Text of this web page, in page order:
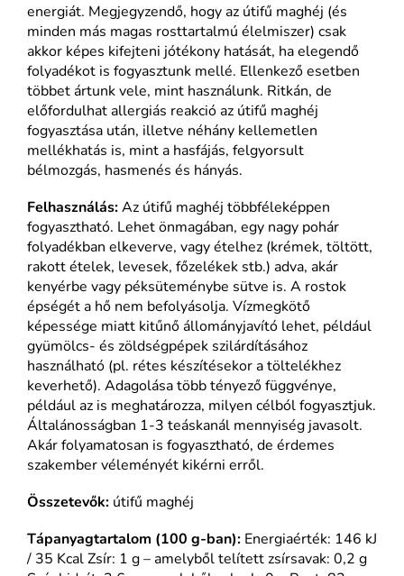
energiát. Megjegyzendő, hogy az útifű maghéj (és
minden más magas rosttartalmú élelmiszer) csak
akkor képes kifejteni jótékony hatását, ha elegendő
folyadékot is fogyasztunk mellé. Ellenkező esetben
többet ártunk vele, mint használunk. Ritkán, de
előfordulhat allergiás reakció az útifű maghéj
fogyasztása után, illetve néhány kellemetlen
mellékhatás is, mint a hasfájás, felgyorsult
bélmozgás, hasmenés és hányás.
Felhasználás:Az útifű maghéj többféleképpen
fogyasztható. Lehet önmagában, egy nagy pohár
folyadékban elkeverve, vagy ételhez (krémek, töltött,
rakott ételek, levesek, főzelékek stb.) adva, akár
kenyérbe vagy péksüteménybe sütve is. A rostok
épségét a hő nem befolyásolja. Vízmegkötő
képessége miatt kitűnő állományjavító lehet, például
gyümölcs- és zöldségpépek szilárdításához
használható (pl. rétes készítésekor a töltelékhez
keverhető). Adagolása több tényező függvénye,
például az is meghatározza, milyen célból fogyasztjuk.
Általánosságban 1-3 teáskanál mennyiség javasolt.
Akár folyamatosan is fogyasztható, de érdemes
szakember véleményét kikérni erről.
Összetevők: útifű maghéj
Tápanyagtartalom (100 g-ban): Energiaérték: 146 kJ
/ 35 Kcal Zsír: 1 g – amelyből telített zsírsavak: 0,2 g